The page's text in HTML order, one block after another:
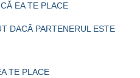
EA TE PLACE
DACĂ PARTENERUL ESTE
TE PLACE